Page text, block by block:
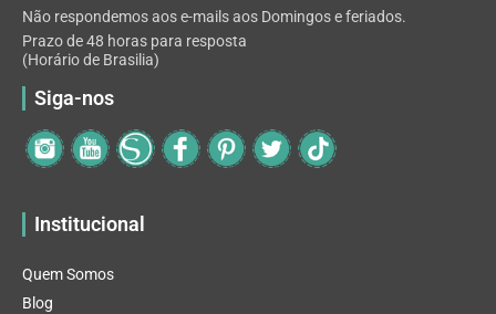
Não respondemos aos e-mails aos Domingos e feriados.
Prazo de 48 horas para resposta
(Horário de Brasilia)
Siga-nos
Institucional
Quem Somos
Blog